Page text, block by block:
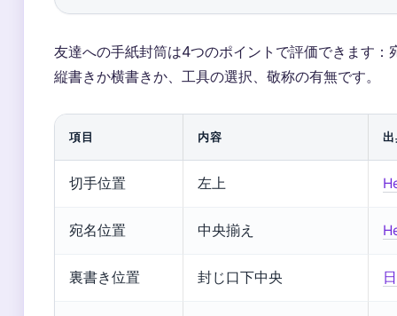
友達への手紙封筒は4つのポイントで評価できます：
縦書きか横書きか、工具の選択、敬称の有無です。
項目 内容
切手位置 左上
宛名位置 中央揃え
裏書き位置 封じ口下中央